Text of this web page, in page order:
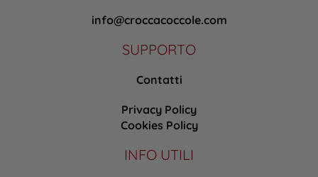
info@croccacoccole.com
SUPPORTO
Contatti
Privacy Policy
Cookies Policy
INFO UTILI